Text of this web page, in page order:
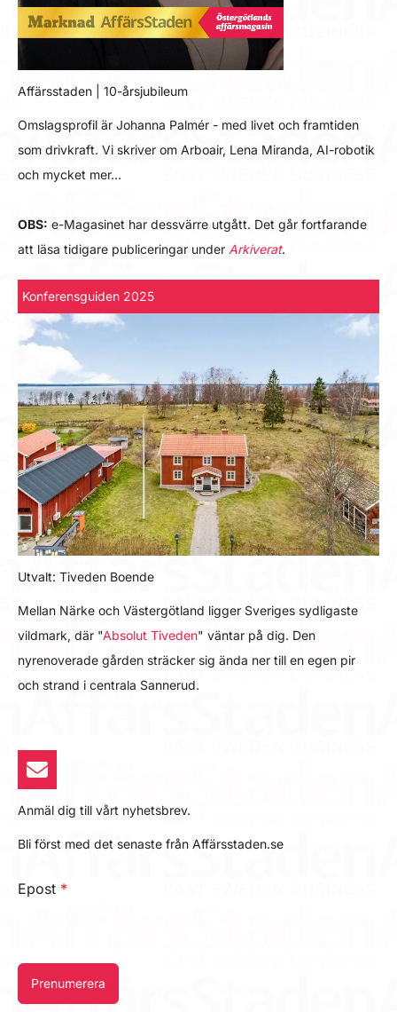
Affärsstaden | 10-årsjubileum
Omslagsprofil är Johanna Palmér - med livet och framtiden
som drivkraft. Vi skriver om Arboair, Lena Miranda, AI-robotik
och mycket mer…
OBS: e-Magasinet har dessvärre utgått. Det går fortfarande
att läsa tidigare publiceringar under Arkiverat.
Konferensguiden 2025
Utvalt: Tiveden Boende
Mellan Närke och Västergötland ligger Sveriges sydligaste
vildmark, där "Absolut Tiveden" väntar på dig. Den
nyrenoverade gården sträcker sig ända ner till en egen pir
och strand i centrala Sannerud.
Anmäl dig till vårt nyhetsbrev.
Bli först med det senaste från Affärsstaden.se
Epost *
Prenumerera